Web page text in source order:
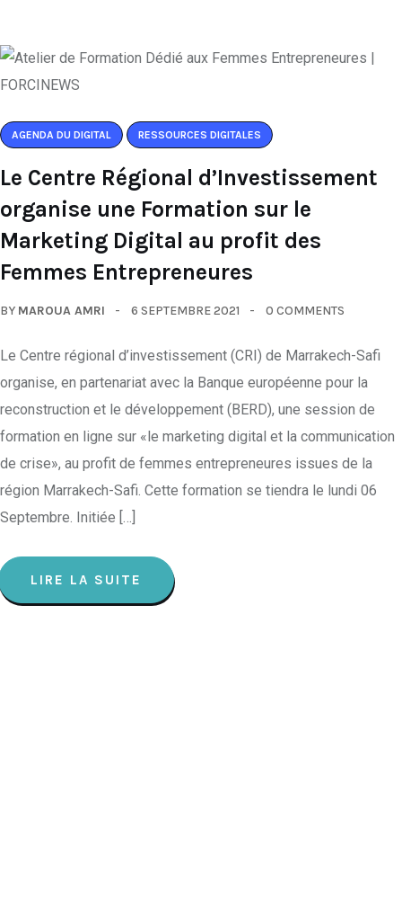
AGENDA DU DIGITAL RESSOURCES DIGITALES
Le Centre Régional d’Investissement
organise une Formation sur le
Marketing Digital au profit des
Femmes Entrepreneures
BY MAROUA AMRI 6 SEPTEMBRE 2021 0 COMMENTS
Le Centre régional d’investissement (CRI) de Marrakech-Safi
organise, en partenariat avec la Banque européenne pour la
reconstruction et le développement (BERD), une session de
formation en ligne sur «le marketing digital et la communication
de crise», au profit de femmes entrepreneures issues de la
région Marrakech-Safi. Cette formation se tiendra le lundi 06
Septembre. Initiée […]
LIRE LA SUITE